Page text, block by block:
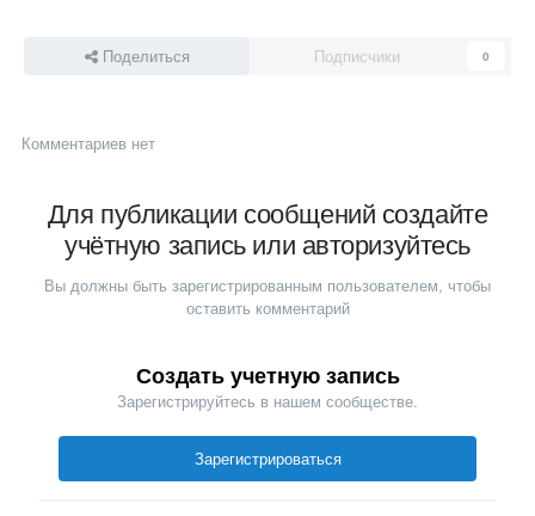
Поделиться Подписчики 0
Комментариев нет
Для публикации сообщений создайте
учётную запись или авторизуйтесь
Вы должны быть зарегистрированным пользователем, чтобы
оставить комментарий
Создать учетную запись
Зарегистрируйтесь в нашем сообществе.
Зарегистрироваться